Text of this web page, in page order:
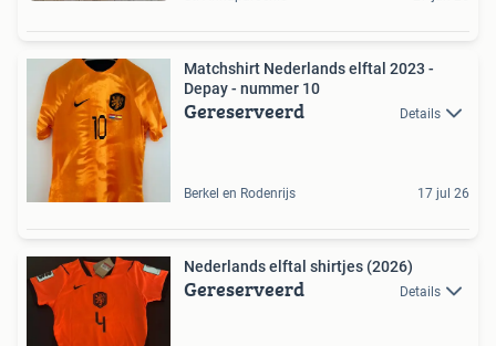
Matchshirt Nederlands elftal 2023 -
Depay - nummer 10
Gereserveerd Details
Berkel en Rodenrijs 17 jul 26
Nederlands elftal shirtjes (2026)
Gereserveerd Details